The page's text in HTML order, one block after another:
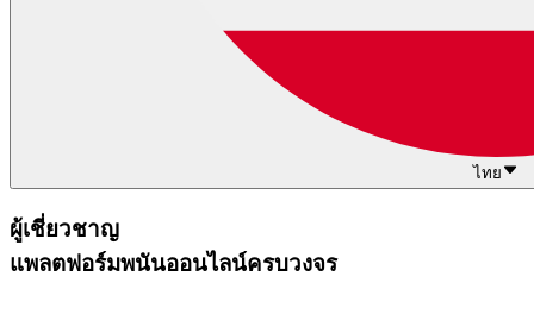
ไทย
ผู้เชี่ยวชาญ
แพลตฟอร์มพนันออนไลน์ครบวงจร